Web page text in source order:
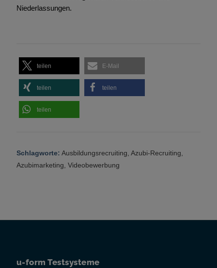
Niederlassungen.
teilen E-Mail
teilen teilen
teilen
Schlagworte: Ausbildungsrecruiting Azubi-Recruiting
Azubimarketing Videobewerbung
u-form Testsysteme